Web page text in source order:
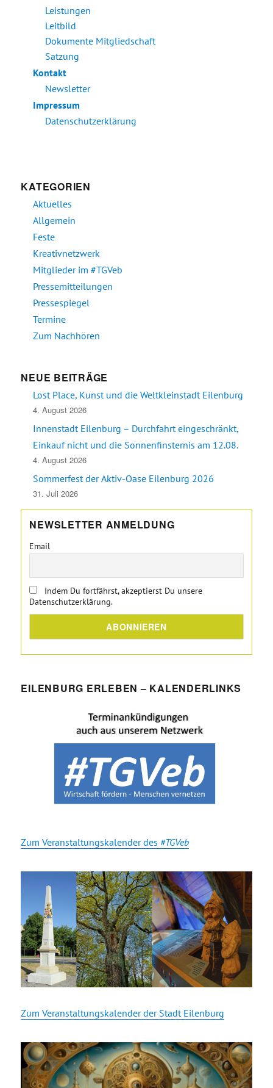
Leistungen
Leitbild
Dokumente Mitgliedschaft
Satzung
Kontakt
Newsletter
Impressum
Datenschutzerklärung
KATEGORIEN
Aktuelles
Allgemein
Feste
Kreativnetzwerk
Mitglieder im #TGVeb
Pressemitteilungen
Pressespiegel
Termine
Zum Nachhören
NEUE BEITRÄGE
Lost Place, Kunst und die Weltkleinstadt Eilenburg
4. August 2026
Innenstadt Eilenburg – Durchfahrt eingeschränkt,
Einkauf nicht und die Sonnenfinsternis am 12.08.
4. August 2026
Sommerfest der Aktiv-Oase Eilenburg 2026
31. Juli 2026
NEWSLETTER ANMELDUNG
Email
Indem Du fortfährst, akzeptierst Du unsere
Datenschutzerklärung.
EILENBURG ERLEBEN – KALENDERLINKS
Zum Veranstaltungskalender des #TGVeb
Zum Veranstaltungskalender der Stadt Eilenburg